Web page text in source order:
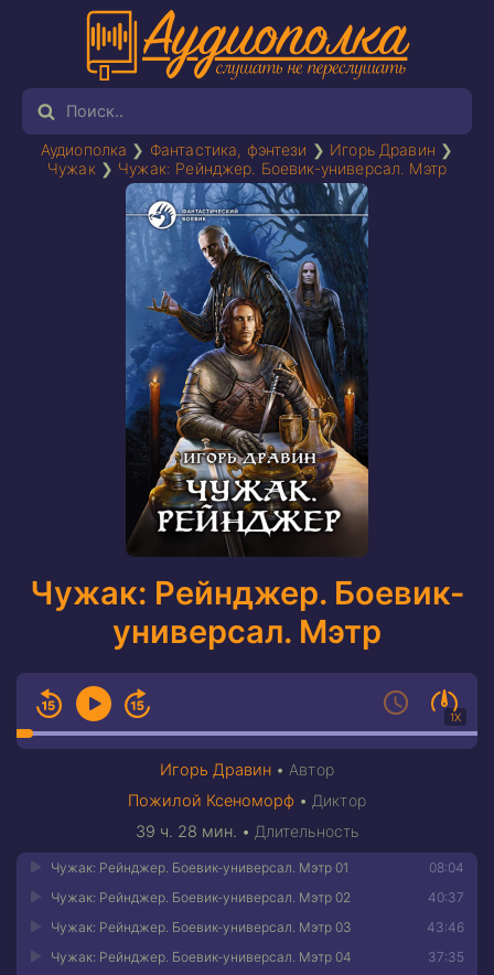
Аудиополка ❯ Фантастика, фэнтези ❯ Игорь Дравин ❯
Чужак ❯ Чужак: Рейнджер. Боевик-универсал. Мэтр
Чужак: Рейнджер. Боевик-
универсал. Мэтр
1X
Игорь Дравин • Автор
Пожилой Ксеноморф • Диктор
39 ч. 28 мин. • Длительность
08:04
Чужак: Рейнджер. Боевик-универсал. Мэтр 01
40:37
Чужак: Рейнджер. Боевик-универсал. Мэтр 02
43:46
Чужак: Рейнджер. Боевик-универсал. Мэтр 03
37:35
Чужак: Рейнджер. Боевик-универсал. Мэтр 04